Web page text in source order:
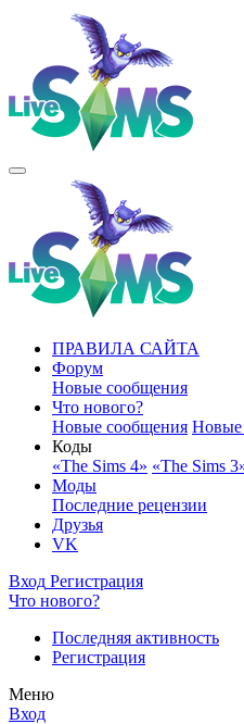
ПРАВИЛА САЙТА
Форум
Новые сообщения
Что нового?
Новые сообщения Новые
Коды
«The Sims 4» «The Sims
Моды
Последние рецензии
Друзья
VK
Вход Регистрация
Что нового?
Последняя активность
Регистрация
Меню
Вход